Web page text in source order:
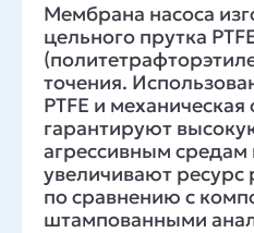
Мембрана насоса
цельного прутка
точения.
PTFE и
гарантируют
агрессивным средам
увеличивают
по сравнению с
штампованными